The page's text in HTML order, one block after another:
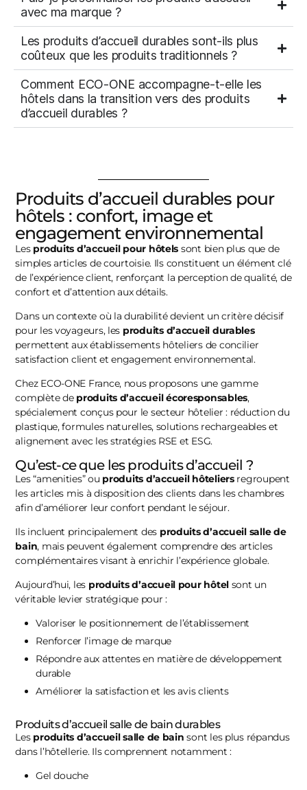
avec ma marque ?
Les produits d’accueil durables sont-ils plus
coûteux que les produits traditionnels ?
Comment ECO-ONE accompagne-t-elle les
hôtels dans la transition vers des produits
d’accueil durables ?
Produits d’accueil durables pour
hôtels : confort, image et
engagement environnemental
Les produits d’accueil pour hôtels sont bien plus que de
simples articles de courtoisie. Ils constituent un élément clé
de l’expérience client, renforçant la perception de qualité, de
confort et d’attention aux détails.
Dans un contexte où la durabilité devient un critère décisif
pour les voyageurs, les produits d’accueil durables
permettent aux établissements hôteliers de concilier
satisfaction client et engagement environnemental.
Chez ECO-ONE France, nous proposons une gamme
complète de produits d’accueil écoresponsables,
spécialement conçus pour le secteur hôtelier : réduction du
plastique, formules naturelles, solutions rechargeables et
alignement avec les stratégies RSE et ESG.
Qu’est-ce que les produits d’accueil ?
Les “amenities” ou produits d’accueil hôteliersregroupent
les articles mis à disposition des clients dans les chambres
afin d’améliorer leur confort pendant le séjour.
Ils incluent principalement des produits d’accueil salle de
bain, mais peuvent également comprendre des articles
complémentaires visant à enrichir l’expérience globale.
Aujourd’hui, les produits d’accueil pour hôtel sont un
véritable levier stratégique pour :
Valoriser le positionnement de l’établissement
Renforcer l’image de marque
Répondre aux attentes en matière de développement
durable
Améliorer la satisfaction et les avis clients
Produits d’accueil salle de bain durables
Les produits d’accueil salle de bain sont les plus répandus
dans l’hôtellerie. Ils comprennent notamment :
Gel douche